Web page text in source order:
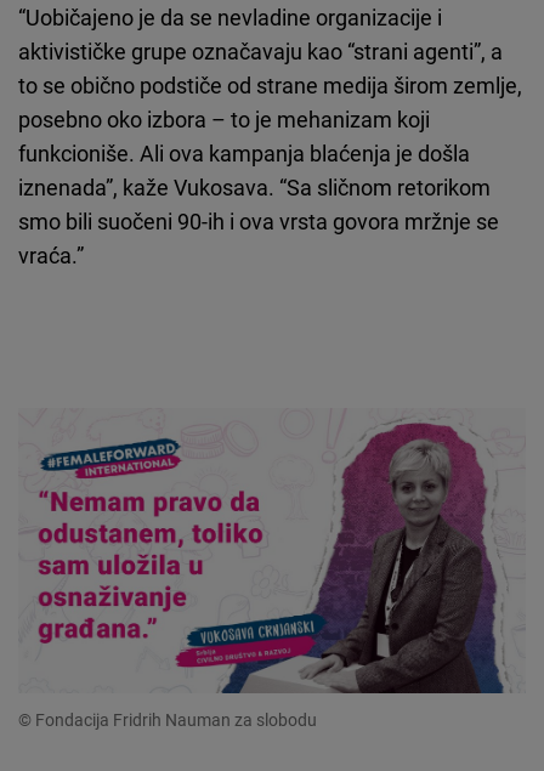
“Uobičajeno je da se nevladine organizacije i
aktivističke grupe označavaju kao “strani agenti”, a
to se obično podstiče od strane medija širom zemlje,
posebno oko izbora – to je mehanizam koji
funkcioniše. Ali ova kampanja blaćenja je došla
iznenada”, kaže Vukosava. “Sa sličnom retorikom
smo bili suočeni 90-ih i ova vrsta govora mržnje se
vraća.”
© Fondacija Fridrih Nauman za slobodu